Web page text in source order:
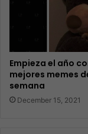
Empieza el año
mejores memes
semana
December 15, 2021